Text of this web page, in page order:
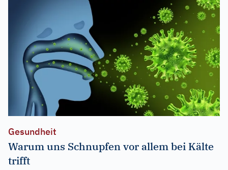
Gesundheit
Warum uns Schnupfen vor allem bei Kälte
trifft